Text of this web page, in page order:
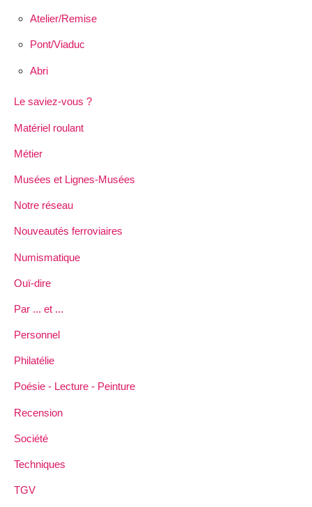
Atelier/Remise
Pont/Viaduc
Abri
Le saviez-vous ?
Matériel roulant
Métier
Musées et Lignes-Musées
Notre réseau
Nouveautés ferroviaires
Numismatique
Ouï-dire
Par ... et ...
Personnel
Philatélie
Poésie - Lecture - Peinture
Recension
Société
Techniques
TGV